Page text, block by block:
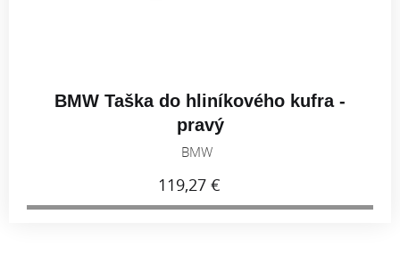
BMW Taška do hliníkového kufra -
pravý
BMW
119,27 €